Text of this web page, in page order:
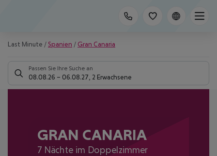
Last Minute / Spanien / Gran Canaria
Passen Sie Ihre Suche an
08.08.26 – 06.08.27 2 Erwachsene
GRAN CANARIA
7 Nächte im Doppelzimmer